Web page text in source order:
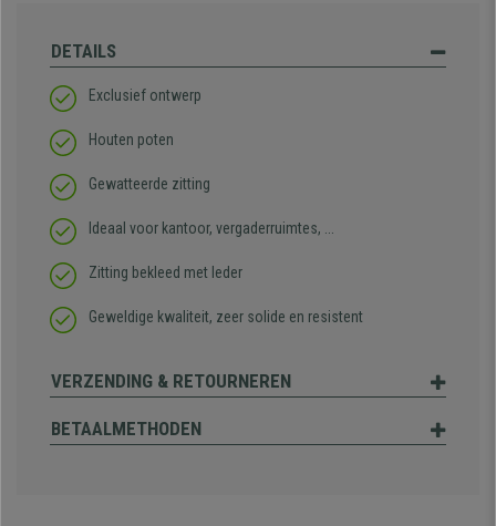
DETAILS
Exclusief ontwerp
Houten poten
Gewatteerde zitting
Ideaal voor kantoor, vergaderruimtes, ...
Zitting bekleed met leder
Geweldige kwaliteit, zeer solide en resistent
VERZENDING & RETOURNEREN
BETAALMETHODEN